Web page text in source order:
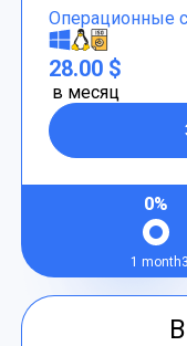
Операционные
28.00 $
в месяц
0%
1 month